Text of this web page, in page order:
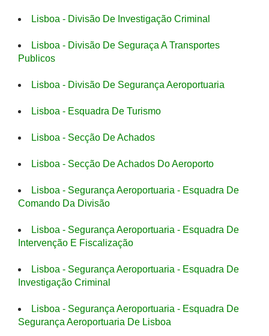
Lisboa - Divisão De Investigação Criminal
Lisboa - Divisão De Seguraça A Transportes
Publicos
Lisboa - Divisão De Segurança Aeroportuaria
Lisboa - Esquadra De Turismo
Lisboa - Secção De Achados
Lisboa - Secção De Achados Do Aeroporto
Lisboa - Segurança Aeroportuaria - Esquadra De
Comando Da Divisão
Lisboa - Segurança Aeroportuaria - Esquadra De
Intervenção E Fiscalização
Lisboa - Segurança Aeroportuaria - Esquadra De
Investigação Criminal
Lisboa - Segurança Aeroportuaria - Esquadra De
Segurança Aeroportuaria De Lisboa